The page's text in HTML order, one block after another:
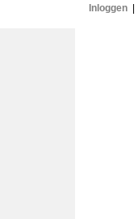
Inloggen